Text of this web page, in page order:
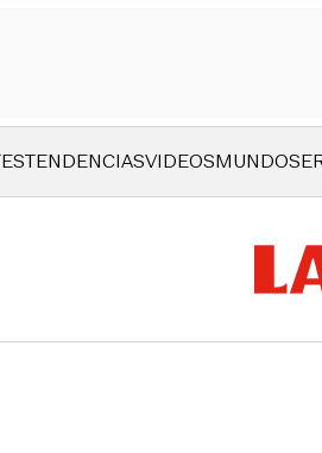
TENDENCIASVIDEOSMUNDO